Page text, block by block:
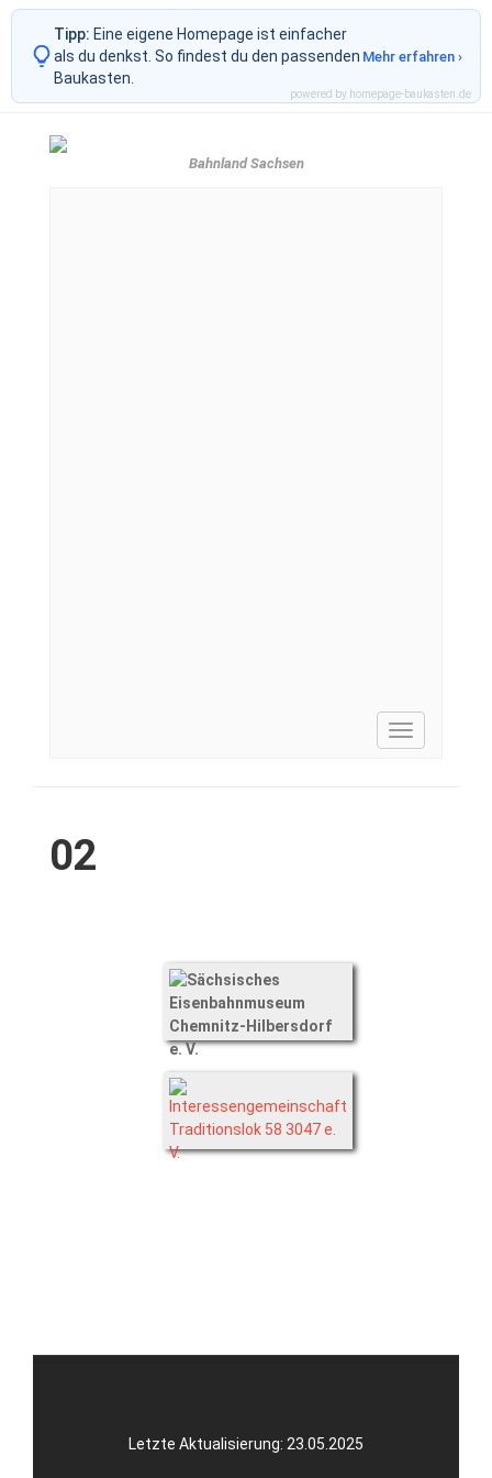
Bahnland Sachsen
Toggle
02
Letzte Aktualisierung: 23.05.2025
Tipp: Eine eigene Homepage ist einfacher
als du denkst. So findest du den passenden
Baukasten.
Mehr erfahren ›
powered by homepage-baukasten.de